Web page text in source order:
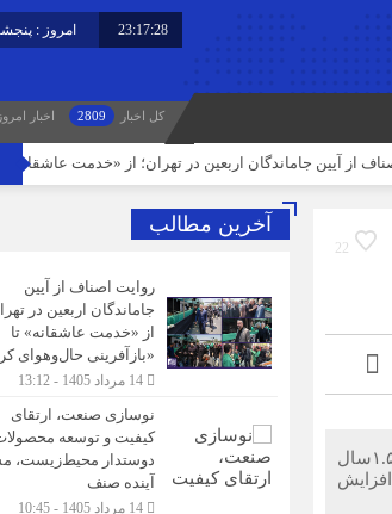
23:17:29 امروز : پنجشنبه, ۱۵
کل اخبار 2809 اخبار
جاماندگان اربعین در تهران؛ از «خدمت عاشقانه» تا
22
محمد سلیمانی، رئیس اتحادیه صنف نانوایان سنگکی تهران گفت: با توجه به اینکه قیمت نان سنگک در ۱.۵سال
افزایش
آخرین مطالب
روایت اصناف از آیین
جاماندگان اربعین در
از «خدمت عاشقانه» تا
«بازآفرینی حال‌وهوای
نوسازی صنعت، ارتقای
کیفیت و توسعه
دوستدار محیط‌زیست،
آینده صنف